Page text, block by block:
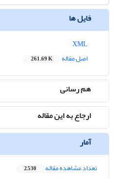
فایل ها
اصل مقاله
261.69 K
هم رسانی
ارجاع به این مقاله
آمار
تعداد مشاهده مقاله 2,530